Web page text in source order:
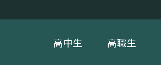
高中生 高職生